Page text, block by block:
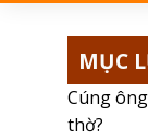
MỤC
Cúng
thờ?